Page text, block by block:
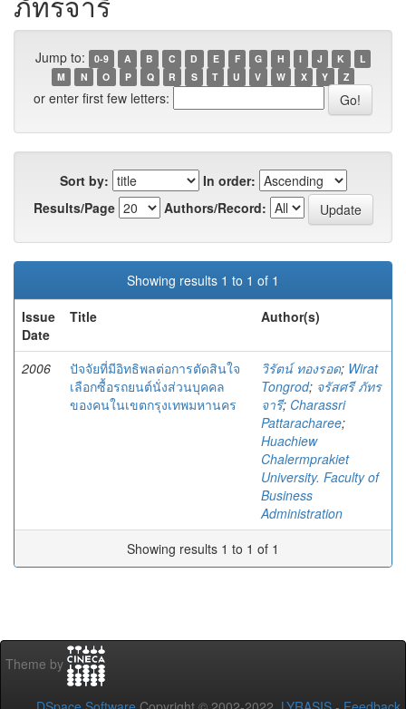
Jump to: 0-9 A B C D E F G H I J K
L
M
N O P Q R S T U V W X Y Z
or enter first few letters:
Sort by:
In order:
Results/Page
Authors/Record:
Showing results 1 to 1 of 1
Issue
Date
Title Author(s)
2006
ปัจจัยที่มีอิทธิพลต่อการตัดสินใจ
เลือกซื้อรถยนต์นั่งส่วนบุคคล
ของคนในเขตกรุงเทพมหานคร
วิรัตน์ ทองรอด; Wirat
Tongrod; จรัสศรี ภัทร
จารี; Charassri
Pattaracharee;
Huachiew
Chalermprakiet
University. Faculty of
Business
Administration
Showing results 1 to 1 of 1
Theme by